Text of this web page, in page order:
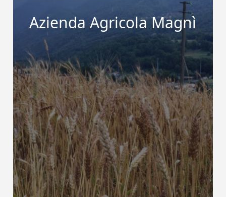
Azienda Agricola Magnì